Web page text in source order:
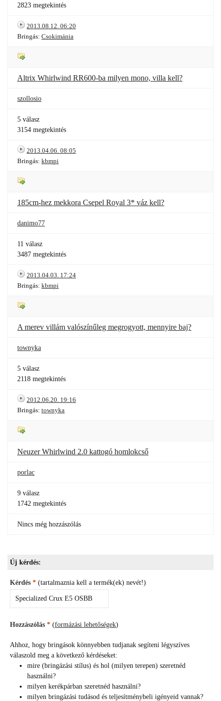
2823 megtekintés
2013.08.12. 06:20
Bringás: Csokimánia
Altrix Whirlwind RR600-ba milyen mono, villa kell?
szollosio
5 válasz
3154 megtekintés
2013.04.06. 08:05
Bringás: kbmpi
185cm-hez mekkora Csepel Royal 3* váz kell?
danimo77
11 válasz
3487 megtekintés
2013.04.03. 17:24
Bringás: kbmpi
A merev villám valószínűleg megrogyott, mennyire baj?
townyka
5 válasz
2118 megtekintés
2012.06.20. 19:16
Bringás: townyka
Neuzer Whirlwind 2.0 kattogó homlokcső
porlac
9 válasz
1742 megtekintés
Nincs még hozzászólás
Új kérdés:
Kérdés * (tartalmaznia kell a termék(ek) nevét!)
Hozzászólás * (formázási lehetőségek)
Ahhoz, hogy bringások könnyebben tudjanak segíteni légyszíves
válaszold meg a következő kérdéseket:
mire (bringázási stílus) és hol (milyen terepen) szeretnéd
használni?
milyen kerékpárban szeretnéd használni?
milyen bringázási tudásod és teljesítménybeli igényeid vannak?